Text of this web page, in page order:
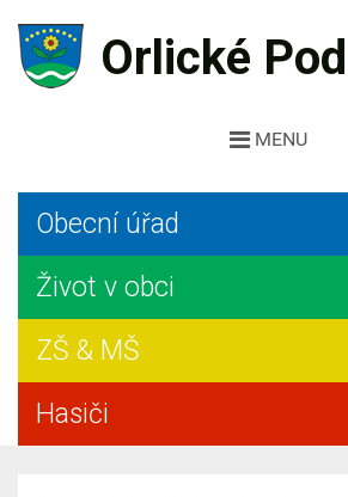
Orlické
MENU
Obecní úřad
Život v obci
ZŠ & MŠ
Hasiči